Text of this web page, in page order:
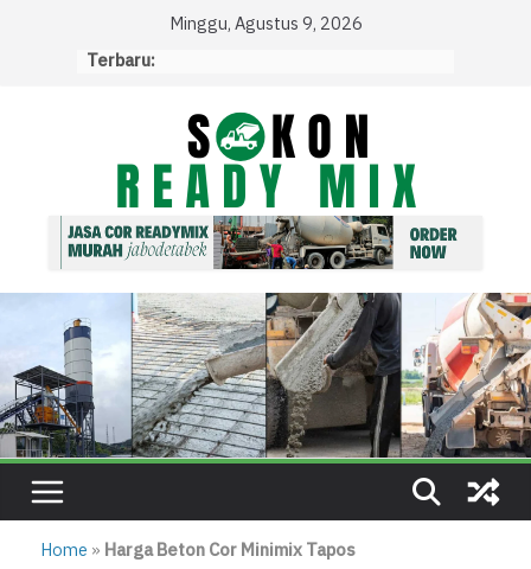
Minggu, Agustus 9, 2026
Terbaru:
Home » Harga Beton Cor Minimix Tapos